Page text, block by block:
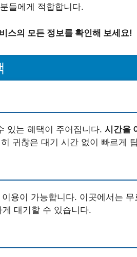
들에게 적합합니다.
스의 모든 정보를 확인해 보세요!
있는 혜택이 주어집니다. 시간을
귀찮은 대기 시간 없이 빠르게
용이 가능합니다. 이곳에서는
대기할 수 있습니다.